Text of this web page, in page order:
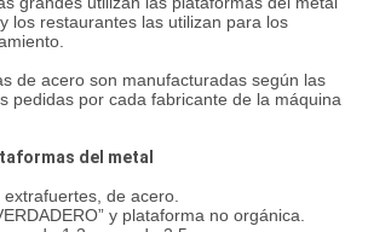
los restaurantes las utilizan para los
de acero son manufacturadas según las
pedidas por cada fabricante de la máquina
del metal
de acero.
y plataforma no orgánica.